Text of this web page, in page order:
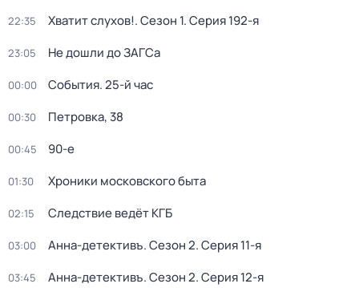
22:35 Хватит слухов!. Сезон 1. Серия 192-я
23:05 Не дошли до ЗАГСа
00:00 События. 25-й час
00:30 Петровка, 38
00:45 90-е
01:30 Хроники московского быта
02:15 Следствие ведёт КГБ
03:00 Анна-детективъ. Сезон 2. Серия 11-я
03:45 Анна-детективъ. Сезон 2. Серия 12-я